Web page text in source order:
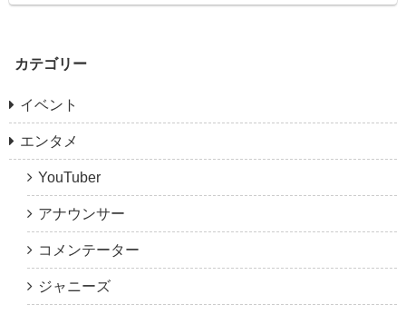
カテゴリー
イベント
エンタメ
YouTuber
アナウンサー
コメンテーター
ジャニーズ